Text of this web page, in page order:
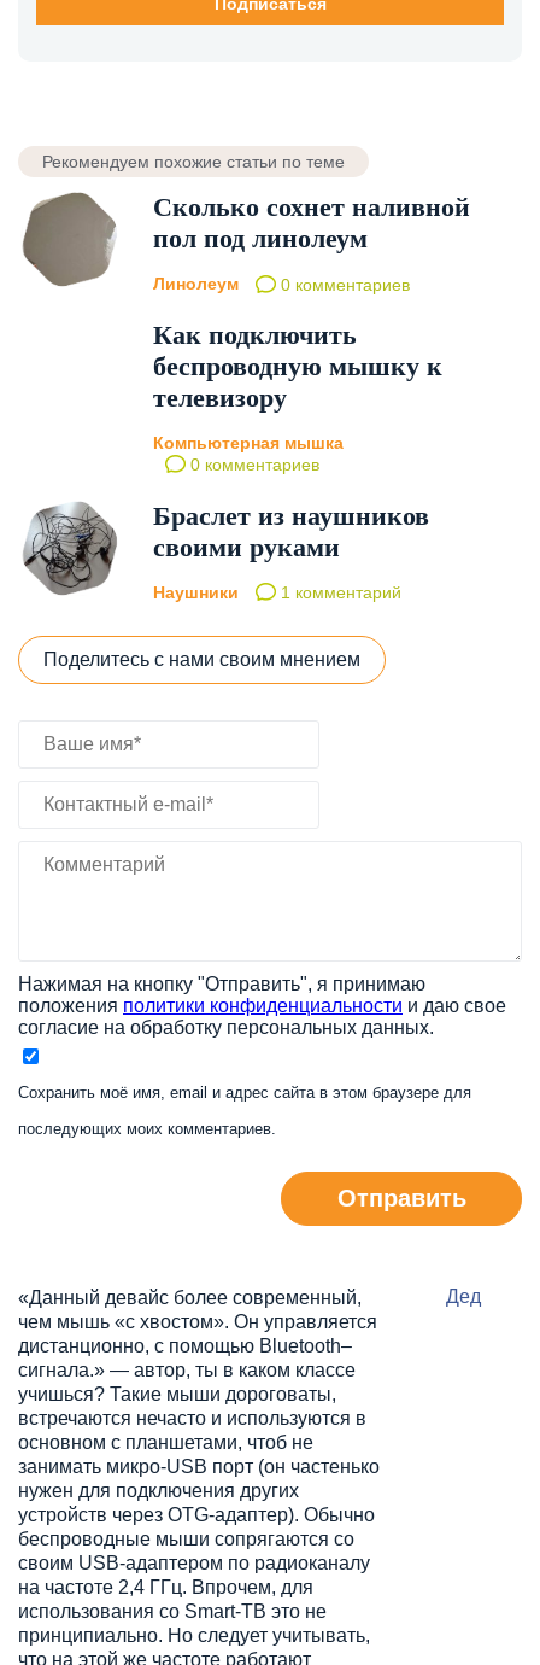
Рекомендуем похожие статьи по теме
Сколько сохнет наливной
пол под линолеум
Линолеум 0 комментариев
Как подключить
беспроводную мышку к
телевизору
Компьютерная мышка
0 комментариев
Браслет из наушников
своими руками
Наушники 1 комментарий
Поделитесь с нами своим мнением
Нажимая на кнопку "Отправить", я принимаю
положения политики конфиденциальности и даю свое
согласие на обработку персональных данных.
Сохранить моё имя, email и адрес сайта в этом браузере для
последующих моих комментариев.
Отправить
«Данный девайс более современный,
чем мышь «с хвостом». Он управляется
дистанционно, с помощью Bluetooth–
сигнала.» — автор, ты в каком классе
учишься? Такие мыши дороговаты,
встречаются нечасто и используются в
основном с планшетами, чтоб не
занимать микро-USB порт (он частенько
нужен для подключения других
устройств через OTG-адаптер). Обычно
беспроводные мыши сопрягаются со
своим USB-адаптером по радиоканалу
на частоте 2,4 ГГц. Впрочем, для
использования со Smart-ТВ это не
принципиально. Но следует учитывать,
что на этой же частоте работают
Дед